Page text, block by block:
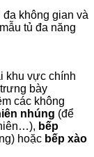
không gian và
tủ đa năng
khu vực chính
bày
các không
nhúng (để
bếp
hoặc bếp xào